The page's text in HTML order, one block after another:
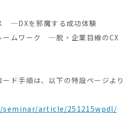
─DXを邪魔する成功体験
ームワーク ─脱・企業目線のCX
ド手順は、以下の特設ページより
article/251215wpdl/